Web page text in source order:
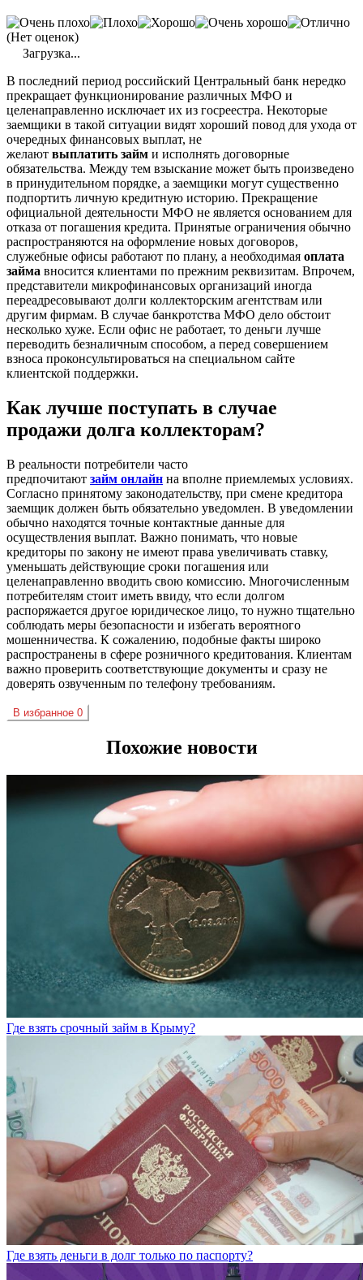
(Нет оценок)
Загрузка...
В последний период российский Центральный банк нередко
прекращает функционирование различных МФО и
целенаправленно исключает их из госреестра. Некоторые
заемщики в такой ситуации видят хороший повод для ухода от
очередных финансовых выплат, не
желают выплатить займ и исполнять договорные
обязательства. Между тем взыскание может быть произведено
в принудительном порядке, а заемщики могут существенно
подпортить личную кредитную историю. Прекращение
официальной деятельности МФО не является основанием для
отказа от погашения кредита. Принятые ограничения обычно
распространяются на оформление новых договоров,
служебные офисы работают по плану, а необходимая оплата
займа вносится клиентами по прежним реквизитам. Впрочем,
представители микрофинансовых организаций иногда
переадресовывают долги коллекторским агентствам или
другим фирмам. В случае банкротства МФО дело обстоит
несколько хуже. Если офис не работает, то деньги лучше
переводить безналичным способом, а перед совершением
взноса проконсультироваться на специальном сайте
клиентской поддержки.
Как лучше поступать в случае
продажи долга коллекторам?
В реальности потребители часто
предпочитают займ онлайн на вполне приемлемых условиях.
Согласно принятому законодательству, при смене кредитора
заемщик должен быть обязательно уведомлен. В уведомлении
обычно находятся точные контактные данные для
осуществления выплат. Важно понимать, что новые
кредиторы по закону не имеют права увеличивать ставку,
уменьшать действующие сроки погашения или
целенаправленно вводить свою комиссию. Многочисленным
потребителям стоит иметь ввиду, что если долгом
распоряжается другое юридическое лицо, то нужно тщательно
соблюдать меры безопасности и избегать вероятного
мошенничества. К сожалению, подобные факты широко
распространены в сфере розничного кредитования. Клиентам
важно проверить соответствующие документы и сразу не
доверять озвученным по телефону требованиям.
В избранное 0
Похожие новости
Где взять срочный займ в Крыму?
Где взять деньги в долг только по паспорту?